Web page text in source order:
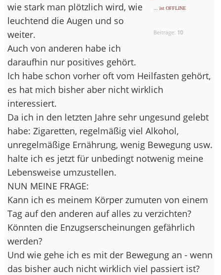
... ist OFFLINE
Beiträge: 10
wie stark man plötzlich wird, wie
leuchtend die Augen und so
weiter.
Auch von anderen habe ich
daraufhin nur positives gehört.
Ich habe schon vorher oft vom Heilfasten gehört,
es hat mich bisher aber nicht wirklich
interessiert.
Da ich in den letzten Jahre sehr ungesund gelebt
habe: Zigaretten, regelmäßig viel Alkohol,
unregelmäßige Ernährung, wenig Bewegung usw.
halte ich es jetzt für unbedingt notwenig meine
Lebensweise umzustellen.
NUN MEINE FRAGE:
Kann ich es meinem Körper zumuten von einem
Tag auf den anderen auf alles zu verzichten?
Könnten die Enzugserscheinungen gefährlich
werden?
Und wie gehe ich es mit der Bewegung an - wenn
das bisher auch nicht wirklich viel passiert ist?